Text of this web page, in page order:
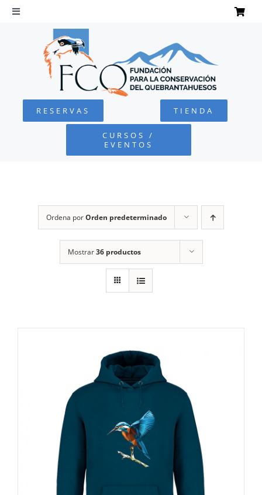
Saltar
Toggle
Navigation
QUEBRANTAHUESOS
FUNDACIÓN
RESERVAS TIENDA
CURSOS /
EVENTOS
Ordena porOrden predeterminado
Mostrar36 productos